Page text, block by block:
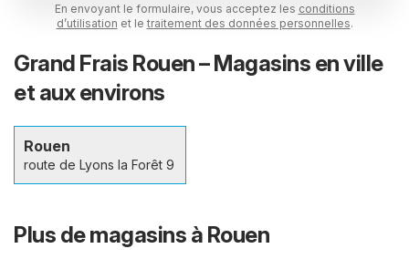
En envoyant le formulaire, vous acceptez les conditions
d’utilisation et le traitement des données personnelles.
Grand Frais Rouen – Magasins en ville
et aux environs
Rouen
route de Lyons la Forêt 9
Plus de magasins à Rouen